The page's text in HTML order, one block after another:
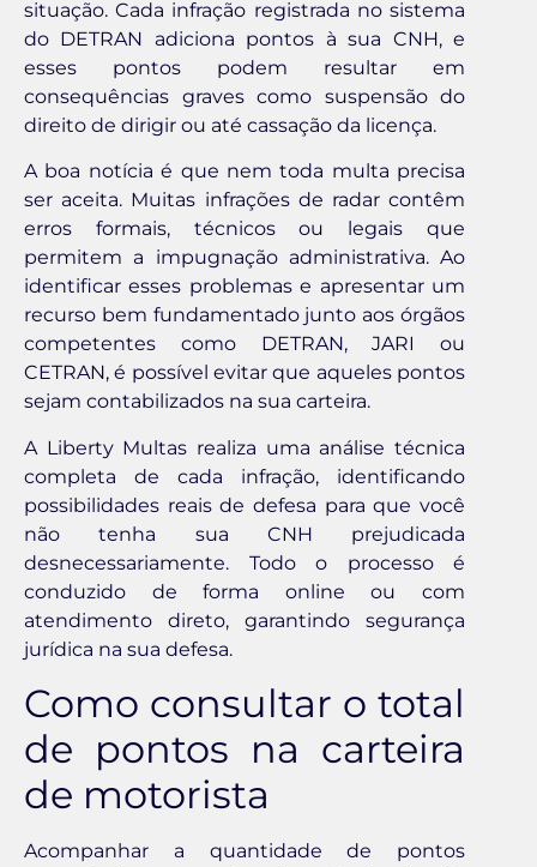
situação. Cada infração registrada no sistema
do DETRAN adiciona pontos à sua CNH, e
esses pontos podem resultar em
consequências graves como suspensão do
direito de dirigir ou até cassação da licença.
A boa notícia é que nem toda multa precisa
ser aceita. Muitas infrações de radar contêm
erros formais, técnicos ou legais que
permitem a impugnação administrativa. Ao
identificar esses problemas e apresentar um
recurso bem fundamentado junto aos órgãos
competentes como DETRAN, JARI ou
CETRAN, é possível evitar que aqueles pontos
sejam contabilizados na sua carteira.
A Liberty Multas realiza uma análise técnica
completa de cada infração, identificando
possibilidades reais de defesa para que você
não tenha sua CNH prejudicada
desnecessariamente. Todo o processo é
conduzido de forma online ou com
atendimento direto, garantindo segurança
jurídica na sua defesa.
Como consultar o total
de pontos na carteira
de motorista
Acompanhar a quantidade de pontos